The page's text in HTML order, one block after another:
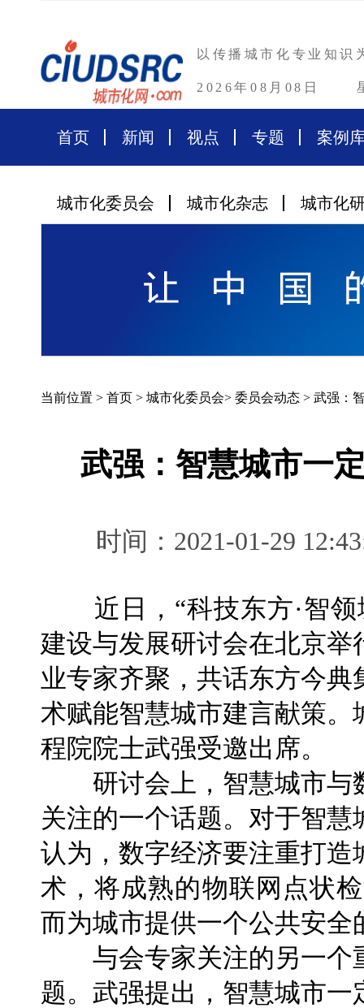
以传播城市化专业知识
2026年08月08日
首页 新闻 视点 专题 案例
城市化委员会 城市化杂志 城市化
当前位置 > 首页 > 城市化委员会> 委员会动态 > 武强：
武强：智慧城市一
时间：2021-01-29
近日，“科技东方·智领
建设与发展研讨会在北京
业专家齐聚，共话东方今
术赋能智慧城市建言献策
程院院士武强受邀出席。
研讨会上，智慧城市与
关注的一个话题。对于智
认为，数字经济要注重打
术，将成熟的物联网点状
而为城市提供一个公共安全
与会专家关注的另一个
题。武强提出，智慧城市